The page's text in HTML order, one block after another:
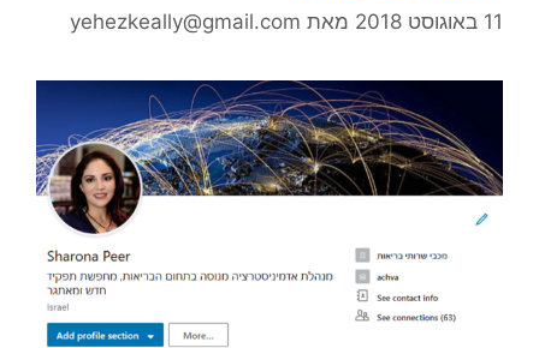
11 באוגוסט 2018 מאת yehezkeally@gmail.com